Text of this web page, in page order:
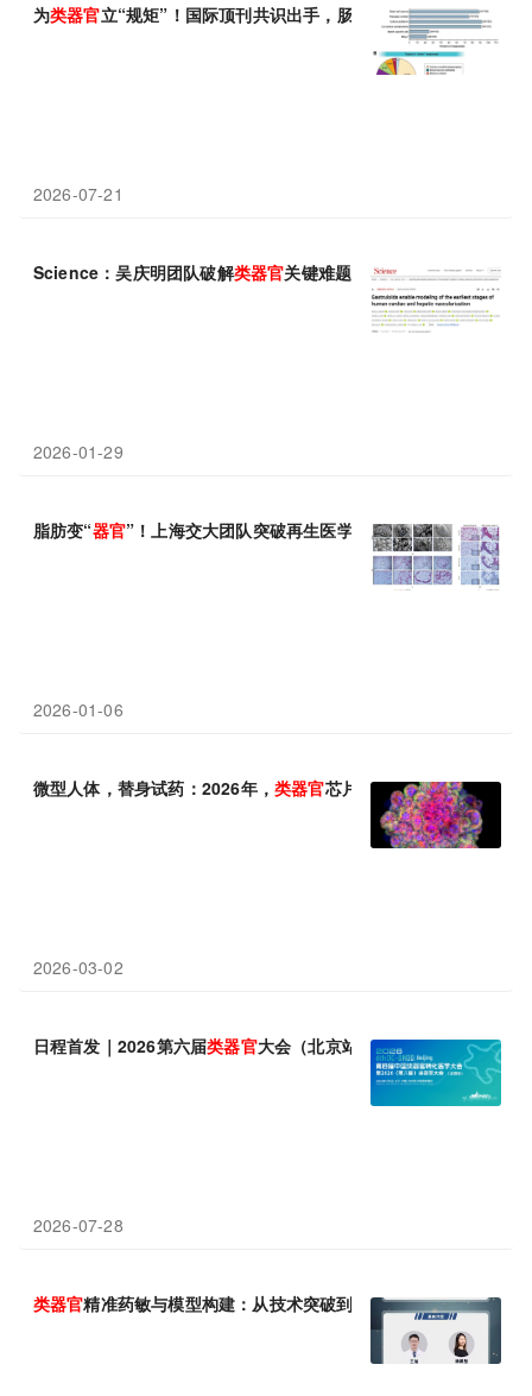
为类器官立“规矩”！国际顶刊共识出手，肠道 器官从“手工艺品”
2026-07-21
Science：吴庆明团队破解类器官关键难题，培养出具有逼真血管
2026-01-29
脂肪变“器官”！上海交大团队突破再生医学，脂肪组织直接培育三
2026-01-06
微型人体，替身试药：2026年，类器官芯片进入爆发前夜！
2026-03-02
日程首发｜2026第六届类器官大会（北京站）9月启幕！政策东风
2026-07-28
类器官精准药敏与模型构建：从技术突破到临床转化